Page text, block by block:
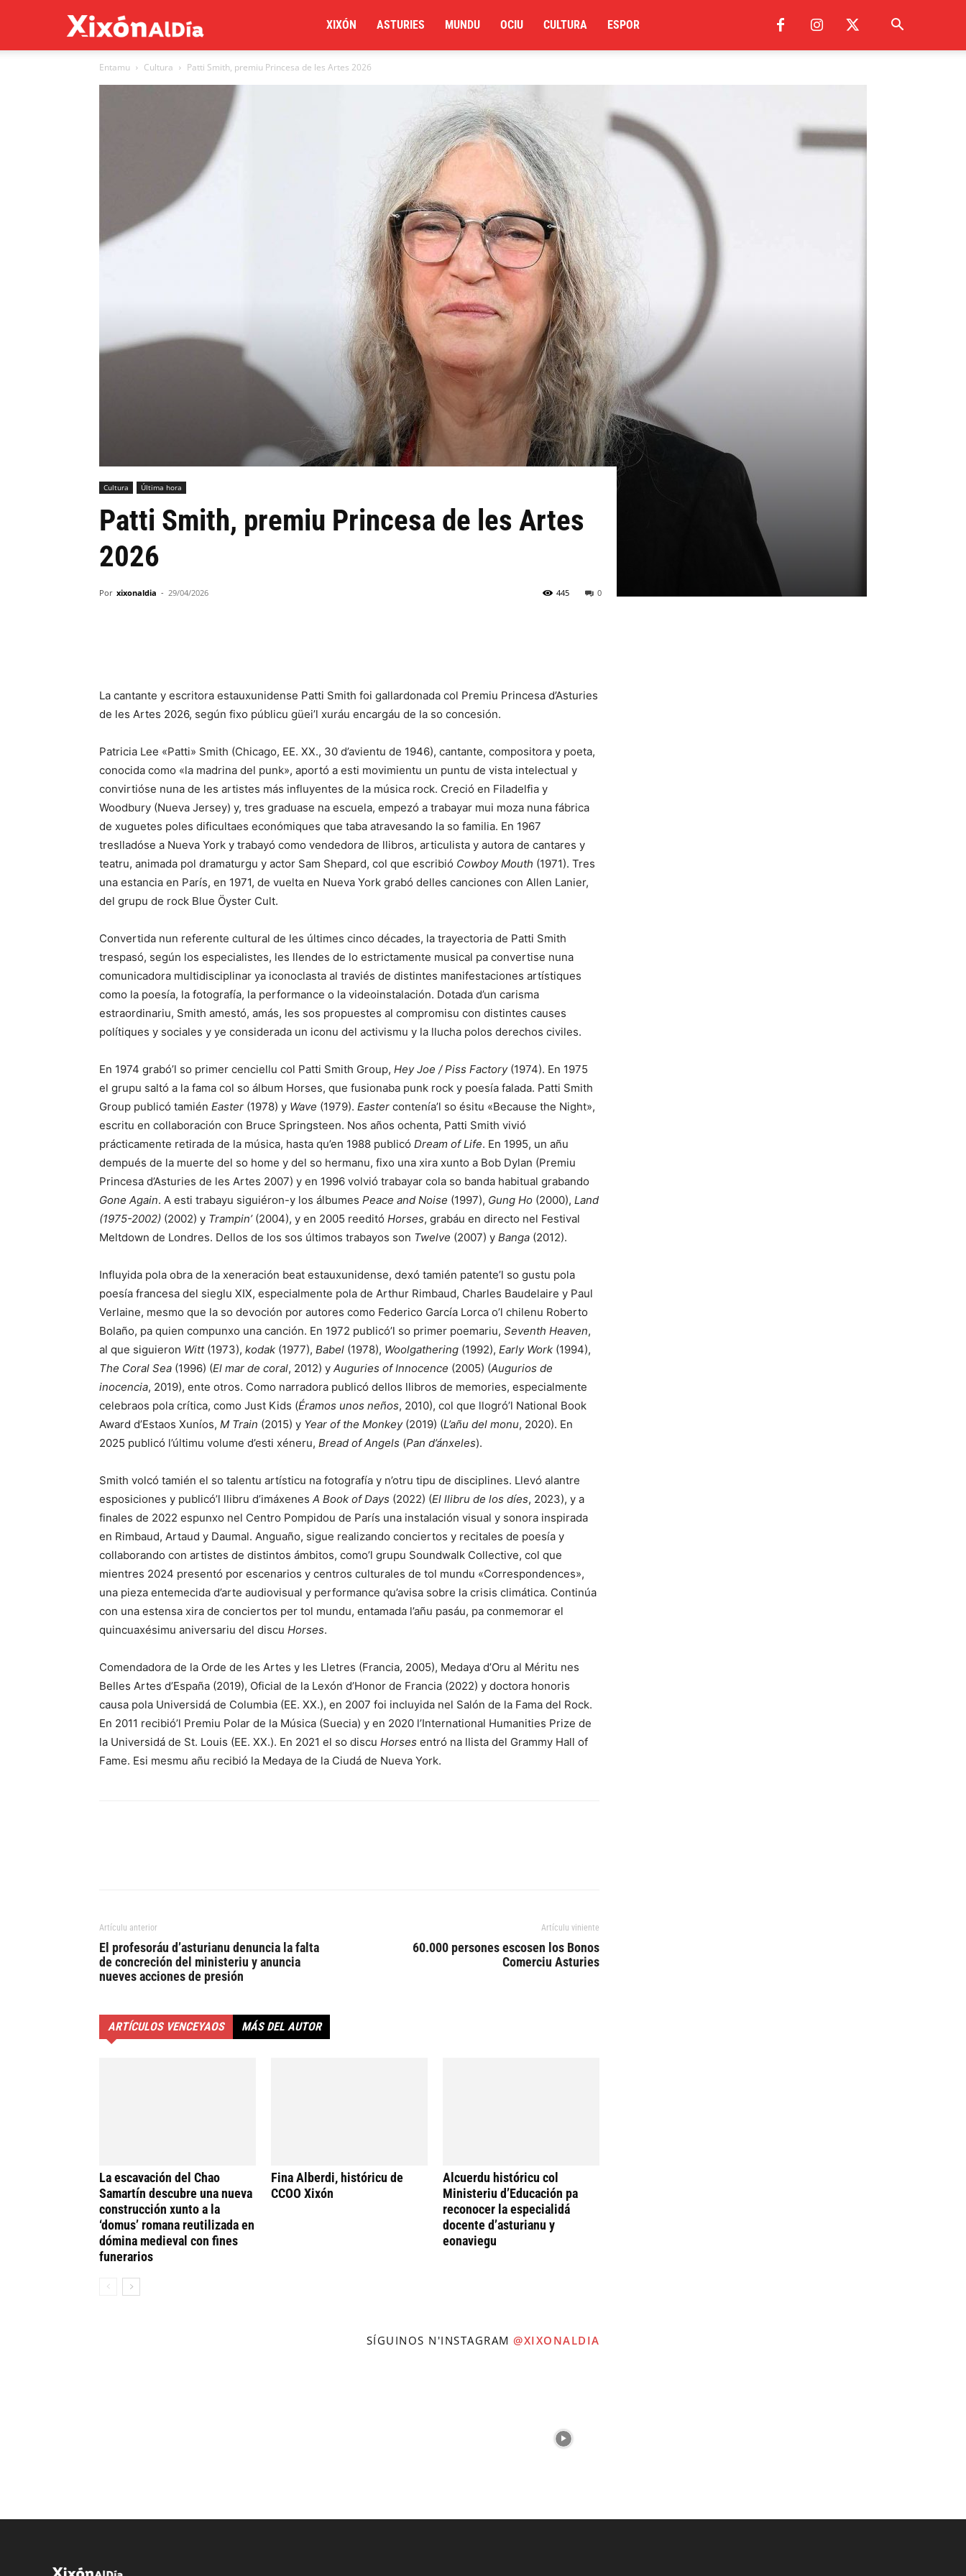
al
XIXÓN ASTURIES MUNDU OCIU CULTURA ESPOR
Entamu Cultura Patti Smith, premiu Princesa de les Artes 2026
Cultura Última hora
Patti Smith, premiu Princesa de les Artes
2026
Por xixonaldia - 29/04/2026 0
445
La cantante y escritora estauxunidense Patti Smith foi gallardonada col Premiu Princesa d’Asturies
de les Artes 2026, según fixo públicu güei’l xuráu encargáu de la so concesión.
Patricia Lee «Patti» Smith (Chicago, EE. XX., 30 d’avientu de 1946), cantante, compositora y poeta,
conocida como «la madrina del punk», aportó a esti movimientu un puntu de vista intelectual y
convirtióse nuna de les artistes más influyentes de la música rock. Creció en Filadelfia y
Woodbury (Nueva Jersey) y, tres graduase na escuela, empezó a trabayar mui moza nuna fábrica
de xuguetes poles dificultaes económiques que taba atravesando la so familia. En 1967
treslladóse a Nueva York y trabayó como vendedora de llibros, articulista y autora de cantares y
teatru, animada pol dramaturgu y actor Sam Shepard, col que escribió Cowboy Mouth (1971). Tres
una estancia en París, en 1971, de vuelta en Nueva York grabó delles canciones con Allen Lanier,
del grupu de rock Blue Öyster Cult.
Convertida nun referente cultural de les últimes cinco décades, la trayectoria de Patti Smith
trespasó, según los especialistes, les llendes de lo estrictamente musical pa convertise nuna
comunicadora multidisciplinar ya iconoclasta al traviés de distintes manifestaciones artístiques
como la poesía, la fotografía, la performance o la videoinstalación. Dotada d’un carisma
estraordinariu, Smith amestó, amás, les sos propuestes al compromisu con distintes causes
polítiques y sociales y ye considerada un iconu del activismu y la llucha polos derechos civiles.
En 1974 grabó’l so primer cenciellu col Patti Smith Group, Hey Joe / Piss Factory(1974). En 1975
el grupu saltó a la fama col so álbum Horses, que fusionaba punk rock y poesía falada. Patti Smith
Group publicó tamién Easter (1978) y Wave (1979). Easter contenía’l so ésitu «Because the Night»,
escritu en collaboración con Bruce Springsteen. Nos años ochenta, Patti Smith vivió
prácticamente retirada de la música, hasta qu’en 1988 publicó Dream of Life. En 1995, un añu
dempués de la muerte del so home y del so hermanu, fixo una xira xunto a Bob Dylan (Premiu
Princesa d’Asturies de les Artes 2007) y en 1996 volvió trabayar cola so banda habitual grabando
Gone Again. A esti trabayu siguiéron-y los álbumes Peace and Noise (1997), Gung Ho (2000), Land
(1975-2002) (2002) y Trampin’(2004), y en 2005 reeditó Horses, grabáu en directo nel Festival
Meltdown de Londres. Dellos de los sos últimos trabayos son Twelve (2007) y Banga (2012).
Influyida pola obra de la xeneración beat estauxunidense, dexó tamién patente’l so gustu pola
poesía francesa del sieglu XIX, especialmente pola de Arthur Rimbaud, Charles Baudelaire y Paul
Verlaine, mesmo que la so devoción por autores como Federico García Lorca o’l chilenu Roberto
Bolaño, pa quien compunxo una canción. En 1972 publicó’l so primer poemariu, Seventh Heaven,
al que siguieron Witt(1973), kodak (1977), Babel (1978), Woolgathering (1992), Early Work (1994),
The Coral Sea (1996) (El mar de coral, 2012) y Auguries of Innocence (2005) (Augurios de
inocencia, 2019), ente otros. Como narradora publicó dellos llibros de memories, especialmente
celebraos pola crítica, como Just Kids (Éramos unos neños, 2010), col que llogró’l National Book
Award d’Estaos Xuníos, M Train (2015) y Year of the Monkey(2019) (L’añu del monu, 2020). En
2025 publicó l’últimu volume d’esti xéneru, Bread of Angels (Pan d’ánxeles).
Smith volcó tamién el so talentu artísticu na fotografía y n’otru tipu de disciplines. Llevó alantre
esposiciones y publicó’l llibru d’imáxenes A Book of Days (2022) (El llibru de los díes, 2023), y a
finales de 2022 espunxo nel Centro Pompidou de París una instalación visual y sonora inspirada
en Rimbaud, Artaud y Daumal. Anguaño, sigue realizando conciertos y recitales de poesía y
collaborando con artistes de distintos ámbitos, como’l grupu Soundwalk Collective, col que
mientres 2024 presentó por escenarios y centros culturales de tol mundu «Correspondences»,
una pieza entemecida d’arte audiovisual y performance qu’avisa sobre la crisis climática. Continúa
con una estensa xira de conciertos per tol mundu, entamada l’añu pasáu, pa conmemorar el
quincuaxésimu aniversariu del discu Horses.
Comendadora de la Orde de les Artes y les Lletres (Francia, 2005), Medaya d’Oru al Méritu nes
Belles Artes d’España (2019), Oficial de la Lexón d’Honor de Francia (2022) y doctora honoris
causa pola Universidá de Columbia (EE. XX.), en 2007 foi incluyida nel Salón de la Fama del Rock.
En 2011 recibió’l Premiu Polar de la Música (Suecia) y en 2020 l’International Humanities Prize de
la Universidá de St. Louis (EE. XX.). En 2021 el so discu Horses entró na llista del Grammy Hall of
Fame. Esi mesmu añu recibió la Medaya de la Ciudá de Nueva York.
Artículu anterior
El profesoráu d’asturianu denuncia la falta
de concreción del ministeriu y anuncia
nueves acciones de presión
Artículu viniente
60.000 persones escosen los Bonos
Comerciu Asturies
ARTÍCULOS VENCEYAOS MÁS DEL AUTOR
La escavación del Chao
Samartín descubre una nueva
construcción xunto a la
‘domus’ romana reutilizada en
dómina medieval con fines
funerarios
Fina Alberdi, históricu de
CCOO Xixón
Alcuerdu históricu col
Ministeriu d’Educación pa
reconocer la especialidá
docente d’asturianu y
eonaviegu
SÍGUINOS N'INSTAGRAM @XIXONALDIA